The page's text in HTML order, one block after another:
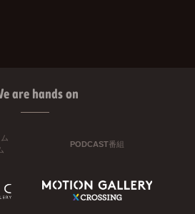
are hands on
PODCAST番組